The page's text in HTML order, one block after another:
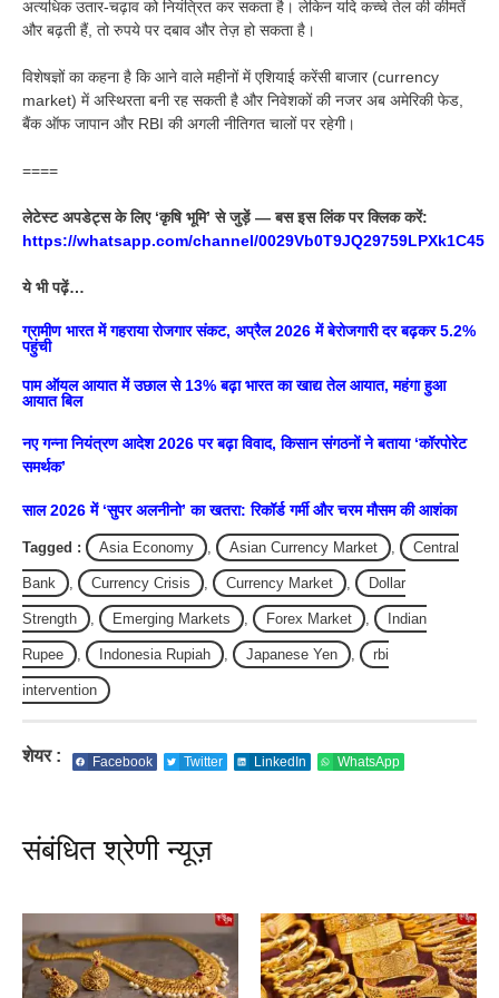
अत्यधिक उतार-चढ़ाव को नियंत्रित कर सकता है। लेकिन यदि कच्चे तेल की कीमतें
और बढ़ती हैं, तो रुपये पर दबाव और तेज़ हो सकता है।
विशेषज्ञों का कहना है कि आने वाले महीनों में एशियाई करेंसी बाजार (currency
market) में अस्थिरता बनी रह सकती है और निवेशकों की नजर अब अमेरिकी फेड,
बैंक ऑफ जापान और RBI की अगली नीतिगत चालों पर रहेगी।
====
लेटेस्ट अपडेट्स के लिए ‘कृषि भूमि’ से जुड़ें — बस इस लिंक पर क्लिक करें:
https://whatsapp.com/channel/0029Vb0T9JQ29759LPXk1C45
ये भी पढ़ें…
ग्रामीण भारत में गहराया रोजगार संकट, अप्रैल 2026 में बेरोजगारी दर बढ़कर 5.2%
पहुंची
पाम ऑयल आयात में उछाल से 13% बढ़ा भारत का खाद्य तेल आयात, महंगा हुआ
आयात बिल
नए गन्ना नियंत्रण आदेश 2026 पर बढ़ा विवाद, किसान संगठनों ने बताया ‘कॉरपोरेट
समर्थक’
साल 2026 में ‘सुपर अलनीनो’ का खतरा: रिकॉर्ड गर्मी और चरम मौसम की आशंका
Tagged : Asia Economy Asian Currency Market Central
Bank Currency Crisis Currency Market Dollar
Strength Emerging Markets Forex Market Indian
Rupee Indonesia Rupiah Japanese Yen rbi
intervention
शेयर : Facebook Twitter LinkedIn WhatsApp
संबंधित श्रेणी न्यूज़